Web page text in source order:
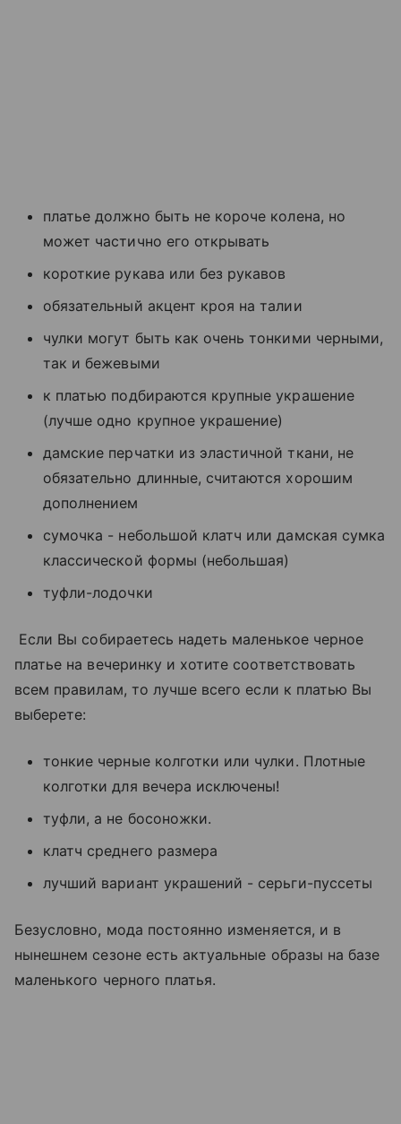
платье должно быть не короче колена, но
может частично его открывать
короткие рукава или без рукавов
обязательный акцент кроя на талии
чулки могут быть как очень тонкими черными,
так и бежевыми
к платью подбираются крупные украшение
(лучше одно крупное украшение)
дамские перчатки из эластичной ткани, не
обязательно длинные, считаются хорошим
дополнением
сумочка - небольшой клатч или дамская сумка
классической формы (небольшая)
туфли-лодочки
Если Вы собираетесь надеть маленькое черное
платье на вечеринку и хотите соответствовать
всем правилам, то лучше всего если к платью Вы
выберете:
тонкие черные колготки или чулки. Плотные
колготки для вечера исключены!
туфли, а не босоножки.
клатч среднего размера
лучший вариант украшений - серьги-пуссеты
Безусловно, мода постоянно изменяется, и в
нынешнем сезоне есть актуальные образы на базе
маленького черного платья.